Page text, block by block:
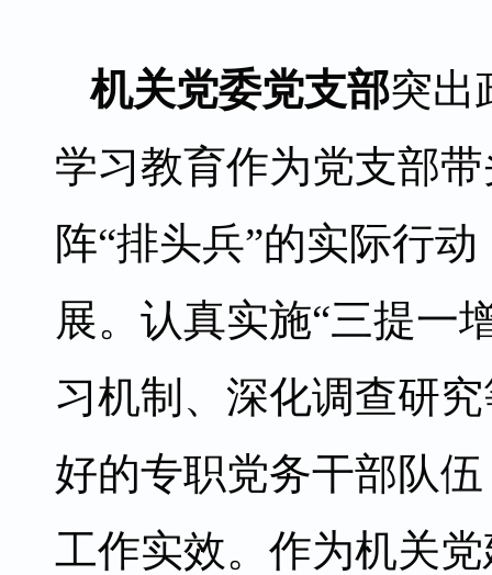
机关党委党支部突出
学习教育作为党支部
阵“排头兵”的实际行
展。认真实施“三提一
习机制、深化调查研
好的专职党务干部队
工作实效。作为机关